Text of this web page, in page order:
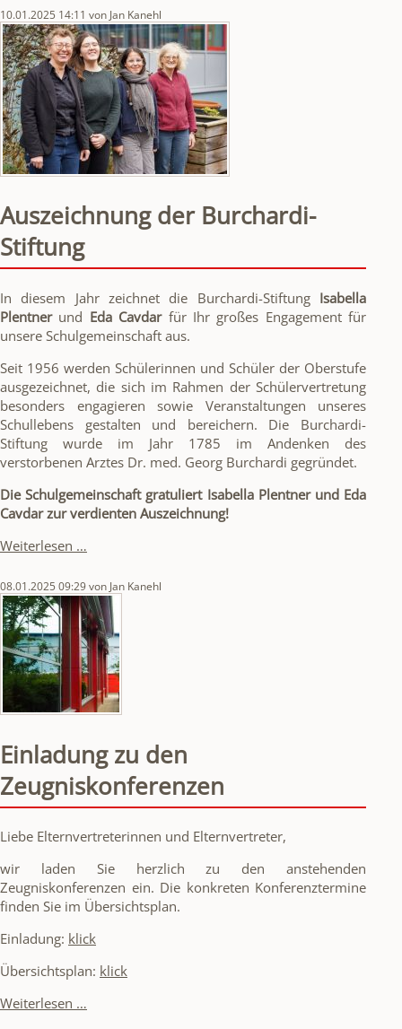
Jew
10.01.2025 14:11 von Jan Kanehl
Auszeichnung der Burchardi-
Stiftung
In diesem Jahr zeichnet die Burchardi-Stiftung Isabella
Plentner und Eda Cavdarfür Ihr großes Engagement für
unsere Schulgemeinschaft aus.
Seit 1956 werden Schülerinnen und Schüler der Oberstufe
ausgezeichnet, die sich im Rahmen der Schülervertretung
besonders engagieren sowie Veranstaltungen unseres
Schullebens gestalten und bereichern. Die Burchardi-
Stiftung wurde im Jahr 1785 im Andenken des
verstorbenen Arztes Dr. med. Georg Burchardi gegründet.
Die Schulgemeinschaft gratuliert Isabella Plentner und Eda
Cavdar zur verdienten Auszeichnung!
Weiterlesen …
Burchardi-
Stiftung
08.01.2025 09:29von Jan Kanehl
Einladung zu den
Zeugniskonferenzen
Liebe Elternvertreterinnen und Elternvertreter,
wir laden Sie herzlich zu den anstehenden
Zeugniskonferenzen ein. Die konkreten Konferenztermine
finden Sie im Übersichtsplan.
Einladung: klick
Übersichtsplan: klick
Weiterlesen …